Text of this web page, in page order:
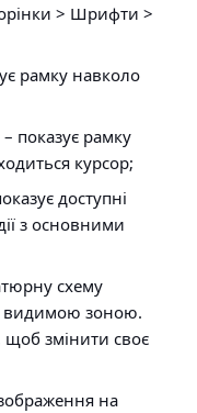
> Шрифти >
рамку навколо
– показує рамку
курсор;
доступні
з основними
схему
видимою зоною.
щоб змінити своє
на